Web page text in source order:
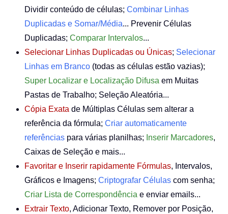
Dividir conteúdo de células; Combinar Linhas
Duplicadas e Somar/Média... Prevenir Células
Duplicadas; Comparar Intervalos...
Selecionar Linhas Duplicadas ou Únicas; Selecionar
Linhas em Branco (todas as células estão vazias);
Super Localizar e Localização Difusa em Muitas
Pastas de Trabalho; Seleção Aleatória...
Cópia Exata de Múltiplas Células sem alterar a
referência da fórmula; Criar automaticamente
referências para várias planilhas; Inserir Marcadores,
Caixas de Seleção e mais...
Favoritar e Inserir rapidamente Fórmulas, Intervalos,
Gráficos e Imagens; Criptografar Células com senha;
Criar Lista de Correspondência e enviar emails...
Extrair Texto, Adicionar Texto, Remover por Posição,